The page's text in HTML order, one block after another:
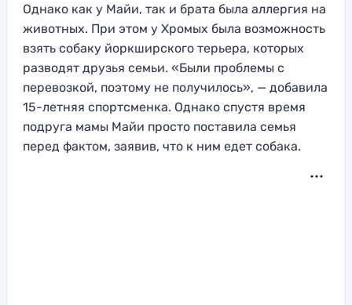
Однако как у Майи, так и брата была аллергия на
животных. При этом у Хромых была возможность
взять собаку йоркширского терьера, которых
разводят друзья семьи. «Были проблемы с
перевозкой, поэтому не получилось», — добавила
15-летняя спортсменка. Однако спустя время
подруга мамы Майи просто поставила семья
перед фактом, заявив, что к ним едет собака.